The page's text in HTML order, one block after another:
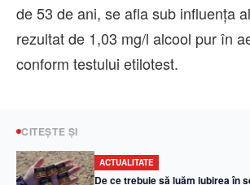
de 53 de ani, se afla sub influența
rezultat de 1,03 mg/l alcool pur în
conform testului etilotest.
CITEȘTE ȘI
ACTUALITATE
De ce trebuie să luăm iubirea în